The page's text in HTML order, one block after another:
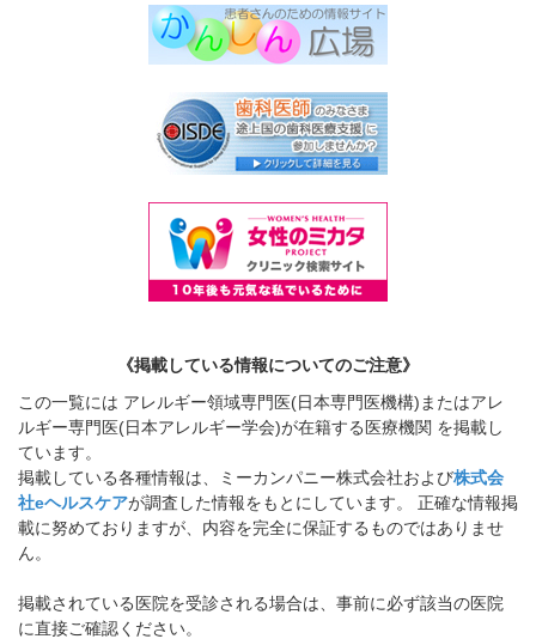
《掲載している情報についてのご注意》
この一覧には アレルギー領域専門医(日本専門医機構)またはアレ
ルギー専門医(日本アレルギー学会)が在籍する医療機関 を掲載し
ています。
掲載している各種情報は、ミーカンパニー株式会社および株式会
社eヘルスケアが調査した情報をもとにしています。 正確な情報掲
載に努めておりますが、内容を完全に保証するものではありませ
ん。
掲載されている医院を受診される場合は、事前に必ず該当の医院
に直接ご確認ください。